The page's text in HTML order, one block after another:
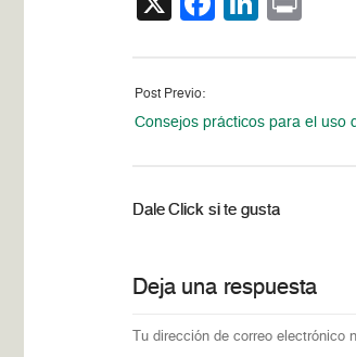
Post Previo:
Consejos prácticos para el uso
Dale Click si te gusta
Deja una respuesta
Tu dirección de correo electrónico